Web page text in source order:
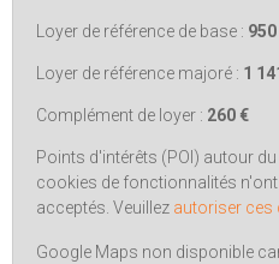
Loyer de référence de base :
Loyer de référence majoré : 1
Complément de loyer : 260 €
Points d'intérêts (POI) autour
cookies de fonctionnalités
acceptés. Veuillez autoriser ces
Google Maps non disponible